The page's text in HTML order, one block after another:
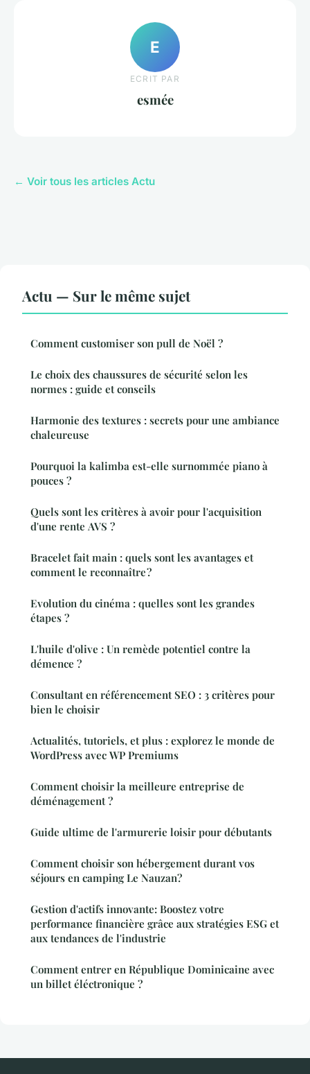
E
ECRIT PAR
esmée
← Voir tous les articles Actu
Actu — Sur le même sujet
Comment customiser son pull de Noël ?
Le choix des chaussures de sécurité selon les
normes : guide et conseils
Harmonie des textures : secrets pour une ambiance
chaleureuse
Pourquoi la kalimba est-elle surnommée piano à
pouces ?
Quels sont les critères à avoir pour l'acquisition
d'une rente AVS ?
Bracelet fait main : quels sont les avantages et
comment le reconnaître ?
Evolution du cinéma : quelles sont les grandes
étapes ?
L'huile d'olive : Un remède potentiel contre la
démence ?
Consultant en référencement SEO : 3 critères pour
bien le choisir
Actualités, tutoriels, et plus : explorez le monde de
WordPress avec WP Premiums
Comment choisir la meilleure entreprise de
déménagement ?
Guide ultime de l'armurerie loisir pour débutants
Comment choisir son hébergement durant vos
séjours en camping Le Nauzan?
Gestion d'actifs innovante: Boostez votre
performance financière grâce aux stratégies ESG et
aux tendances de l'industrie
Comment entrer en République Dominicaine avec
un billet éléctronique ?